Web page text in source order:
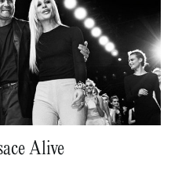
Alive